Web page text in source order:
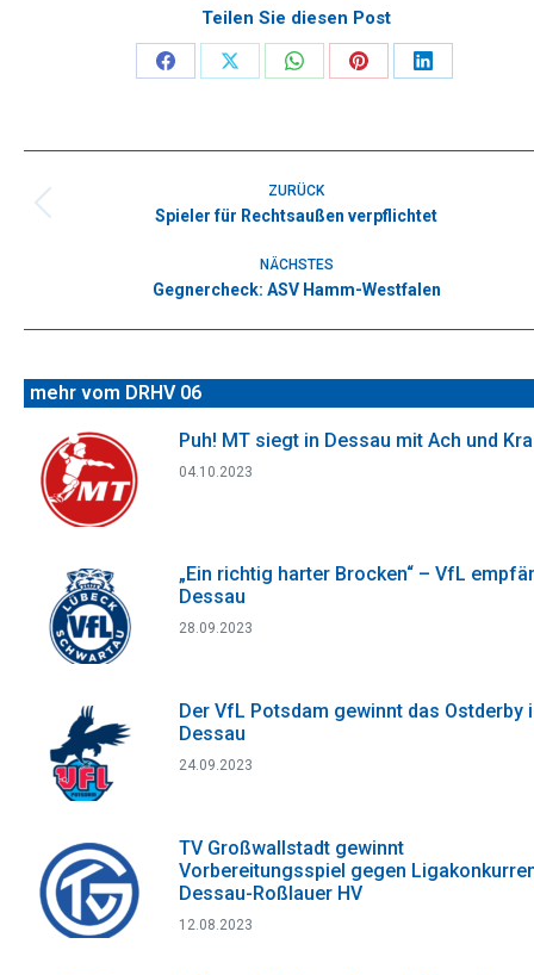
Teilen Sie diesen Post
Share
Facebook
Share
X
Share
WhatsApp
Share
Pinterest
Share
LinkedIn
ZURÜCK
Vorheriger
Spieler für Rechtsaußen verpflichtet
NÄCHSTES
Nächster
Gegnercheck: ASV Hamm-Westfalen
mehr vom DRHV 06
Puh! MT siegt in Dessau mit Ach und
04.10.2023
„Ein richtig harter Brocken“ – VfL
Dessau
28.09.2023
Der VfL Potsdam gewinnt das Ostderby
Dessau
24.09.2023
TV Großwallstadt gewinnt
Vorbereitungsspiel gegen
Dessau-Roßlauer HV
12.08.2023